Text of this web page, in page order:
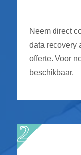
Neem direct
data recovery
offerte. Voor
beschikbaar.